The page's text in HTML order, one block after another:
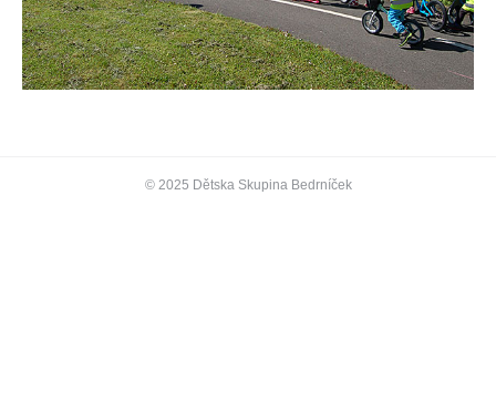
© 2025 Dětska Skupina Bedrníček